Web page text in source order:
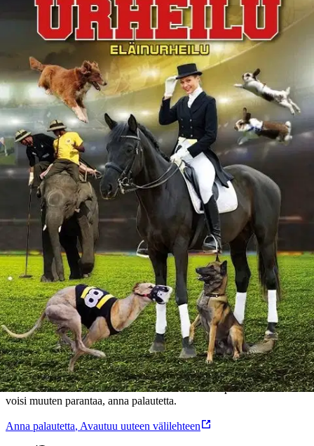
Tuotekuvaus
Urheilukirjasarjassa esitellään urheilulajien tunnetuimpia edustajia,
sääntöjä ja mielenkiintoisimpia käänteitä. Aidot valokuvat kertovat
lajien erityispiirteistä sekä harrastus- ja kisapaikoista.
Tiesitkötekstilaatikoissa on kiinnostavia faktoja urheilulajista, sen
harrastajista tai historiasta. Sarjassa on yhteensä 10 osaa:
”Yleisurheilu, moniottelut ja juoksulajit”, ”Voimistelu ja voimailu”,
”Joukkuelajit ja mailapelit”, ”Kamppailulajit”, ”Vesiurheilu”,
”Talviurheilu”, ”Tarkkuuslajit”, ”Pyörä- ja moottoriurheilu”,
”Eläinurheilu” ja ”Extreme-urheilu”. Kirjasarja on tarkoitettu kaikille
urheilusta kiinnostuneille, ja kuvien avulla kaikkein pienimmätkin
voivat tutustua eri lajeihin.
Näytä lisää tuotekuvausta
Ominaisuudet
Oletko tyytyväinen tuotetietoihin?
Ovatko tuotetiedot riittävät? Jos tuotetiedoissa on puutteita tai niitä
voisi muuten parantaa, anna palautetta.
Anna palautetta, Avautuu uuteen välilehteen